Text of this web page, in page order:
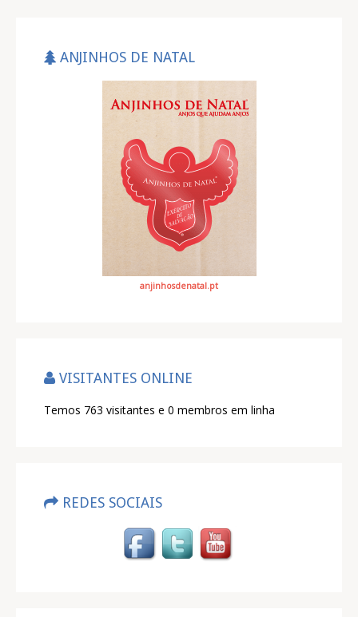
ANJINHOS DE NATAL
anjinhosdenatal.pt
VISITANTES ONLINE
Temos 763 visitantes e 0 membros em linha
REDES SOCIAIS